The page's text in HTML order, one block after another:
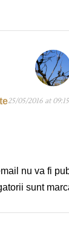
25/05/2016 at 09:15
nu va fi
sunt